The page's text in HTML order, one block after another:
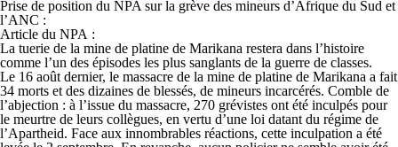
Prise de position du NPA sur la grève des mineurs d’Afrique du Sud et
l’ANC :
Article du NPA :
La tuerie de la mine de platine de Marikana restera dans l’histoire
comme l’un des épisodes les plus sanglants de la guerre de classes.
Le 16 août dernier, le massacre de la mine de platine de Marikana a fait
34 morts et des dizaines de blessés, de mineurs incarcérés. Comble de
l’abjection : à l’issue du massacre, 270 grévistes ont été inculpés pour
le meurtre de leurs collègues, en vertu d’une loi datant du régime de
l’Apartheid. Face aux innombrables réactions, cette inculpation a été